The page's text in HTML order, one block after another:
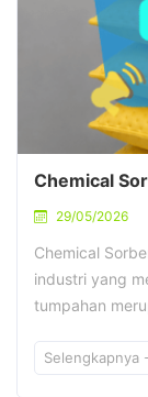
Chemical
29/05/2026
Chemical
industri yang
tumpahan
Selengkapnya